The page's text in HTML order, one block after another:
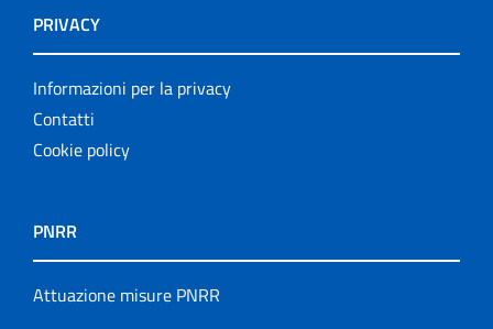
PRIVACY
Informazioni per la privacy
Contatti
Cookie policy
PNRR
Attuazione misure PNRR